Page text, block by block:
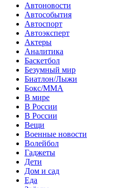
Автоновости
Автособытия
Автоспорт
Автоэксперт
Актеры
Аналитика
Баскетбол
Безумный мир
Биатлон/Лыжи
Бокс/MMA
В мире
В России
В России
Вещи
Военные новости
Волейбол
Гаджеты
Дети
Дом и сад
Еда